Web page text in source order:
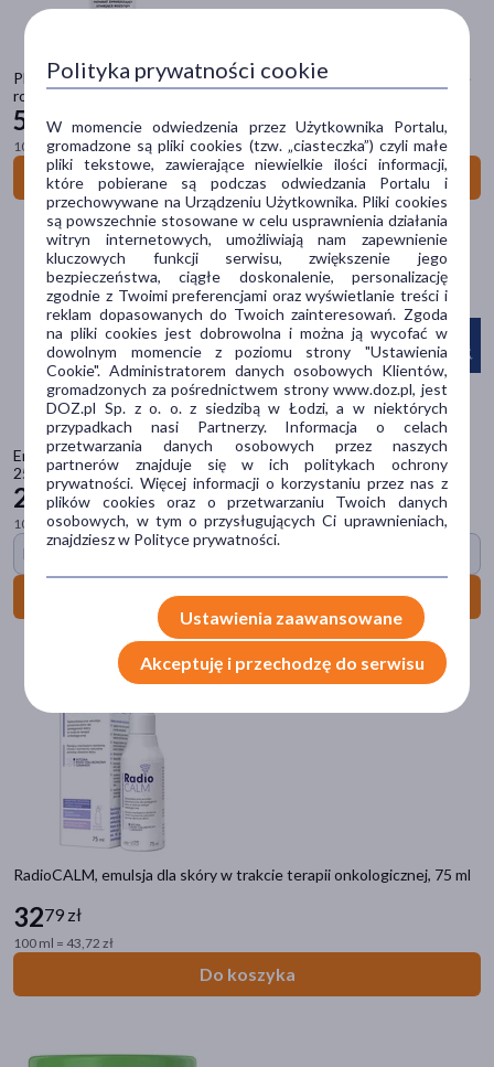
Pharmaceris M Tocoreduct Forte, preparat zmniejszający istniejące
rozstępy i blizny poporodowe, 75 ml
53 19 zł
100 ml = 70,92 zł
Do koszyka
Enilome Pro Skinotopiq, balsam do ciała do skóry suchej i atopowej,
250 ml
29 99 zł
100 ml = 12,00 zł
Darmowa dostawa
Do koszyka
RadioCALM, emulsja dla skóry w trakcie terapii onkologicznej, 75 ml
3279 zł
100 ml = 43,72 zł
Do koszyka
zł – zł
Marka
AA(5)
Aderma (6)
Aflofarm(1)
Alantan (1)
Allergika(1)
pokaż więcej
Rodzaj skóry
sucha(346)
(159)
odwodniona(108)
Działanie/właściwości
nawilżające(509)
regenerujące(292)
łagodzące(263)
Polityka prywatności cookie
W momencie odwiedzenia przez Użytkownika Portalu,
gromadzone są pliki cookies (tzw. „ciasteczka”) czyli małe
pliki tekstowe, zawierające niewielkie ilości informacji,
które pobierane są podczas odwiedzania Portalu i
przechowywane na Urządzeniu Użytkownika. Pliki cookies
są powszechnie stosowane w celu usprawnienia działania
witryn internetowych, umożliwiają nam zapewnienie
kluczowych funkcji serwisu, zwiększenie jego
bezpieczeństwa, ciągłe doskonalenie, personalizację
zgodnie z Twoimi preferencjami oraz wyświetlanie treści i
reklam dopasowanych do Twoich zainteresowań. Zgoda
na pliki cookies jest dobrowolna i można ją wycofać w
dowolnym momencie z poziomu strony "Ustawienia
Cookie". Administratorem danych osobowych Klientów,
gromadzonych za pośrednictwem strony www.doz.pl, jest
DOZ.pl Sp. z o. o. z siedzibą w Łodzi, a w niektórych
przypadkach nasi Partnerzy. Informacja o celach
przetwarzania danych osobowych przez naszych
partnerów znajduje się w ich politykach ochrony
prywatności. Więcej informacji o korzystaniu przez nas z
plików cookies oraz o przetwarzaniu Twoich danych
osobowych, w tym o przysługujących Ci uprawnieniach,
znajdziesz w Polityce prywatności.
Ustawienia zaawansowane
Akceptuję i przechodzę do serwisu